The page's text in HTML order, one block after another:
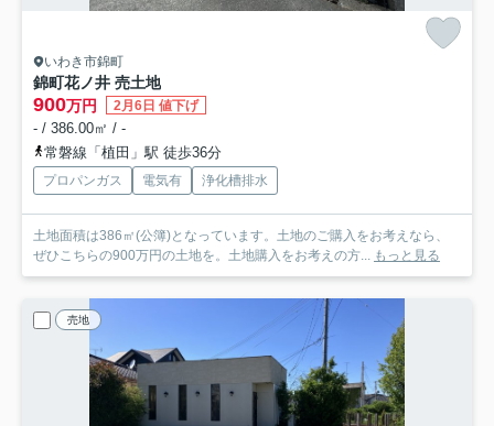
いわき市錦町
錦町花ノ井 売土地
900万円 2月6日 値下げ
- / 386.00㎡ / -
常磐線「植田」駅 徒歩36分
プロパンガス 電気有 浄化槽排水
土地面積は386㎡(公簿)となっています。土地のご購入をお考えなら、
ぜひこちらの900万円の土地を。土地購入をお考えの方...
もっと見る
売地